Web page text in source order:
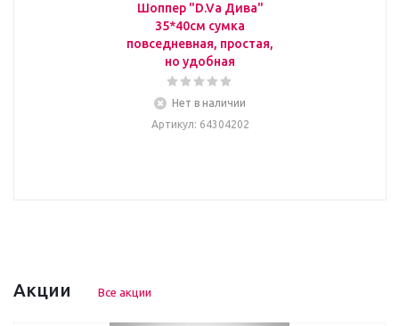
Шоппер "D.Va Дива"
35*40см сумка
повседневная, простая,
но удобная
Нет в наличии
Артикул: 64304202
Акции Все акции